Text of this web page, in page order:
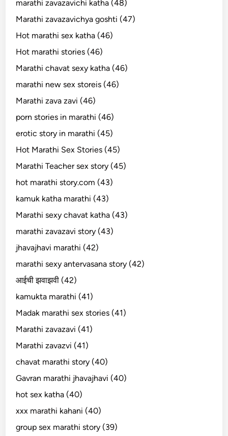
marathi zavazavichi katha (48)
Marathi zavazavichya goshti (47)
Hot marathi sex katha (46)
Hot marathi stories (46)
Marathi chavat sexy katha (46)
marathi new sex storeis (46)
Marathi zava zavi (46)
porn stories in marathi (46)
erotic story in marathi (45)
Hot Marathi Sex Stories (45)
Marathi Teacher sex story (45)
hot marathi story.com (43)
kamuk katha marathi (43)
Marathi sexy chavat katha (43)
marathi zavazavi story (43)
jhavajhavi marathi (42)
marathi sexy antervasana story (42)
आईची झवाझवी (42)
kamukta marathi (41)
Madak marathi sex stories (41)
Marathi zavazavi (41)
Marathi zavazvi (41)
chavat marathi story (40)
Gavran marathi jhavajhavi (40)
hot sex katha (40)
xxx marathi kahani (40)
group sex marathi story (39)